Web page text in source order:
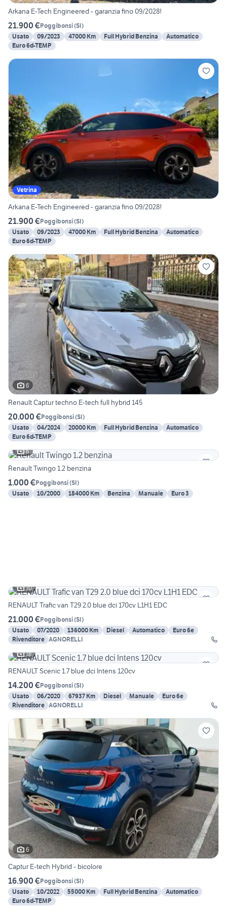
Arkana E-Tech Engineered - garanzia fino 09/2028!
21.900 €Poggibonsi(SI)
Usato
09/2023 47000 Km Full Hybrid Benzina
Automatico
Euro 6d-TEMP
Vetrina
Arkana E-Tech Engineered - garanzia fino 09/2028!
21.900 €Poggibonsi(SI)
Usato
09/2023 47000 Km Full Hybrid Benzina
Automatico
Euro 6d-TEMP
6
Renault Captur techno E-tech full hybrid 145
20.000 €Poggibonsi(SI)
Usato
04/2024 20000 Km Full Hybrid Benzina
Automatico
Euro 6d-TEMP
6
Renault Twingo 1.2 benzina
1.000 €Poggibonsi(SI)
Usato
10/2000 184000 Km Benzina Manuale Euro 3
10
RENAULT Trafic van T29 2.0 blue dci 170cv L1H1 EDC
21.000 €Poggibonsi(SI)
Usato
07/2020 136000 Km Diesel Automatico
Euro 6e
Rivenditore AGNORELLI
18
RENAULT Scenic 1.7 blue dci Intens 120cv
14.200 €Poggibonsi(SI)
Usato
06/2020 67937 Km Diesel Manuale
Euro 6e
Rivenditore AGNORELLI
6
Captur E-tech Hybrid - bicolore
16.900 €Poggibonsi(SI)
Usato
10/2022 55000 Km Full Hybrid Benzina
Automatico
Euro 6d-TEMP